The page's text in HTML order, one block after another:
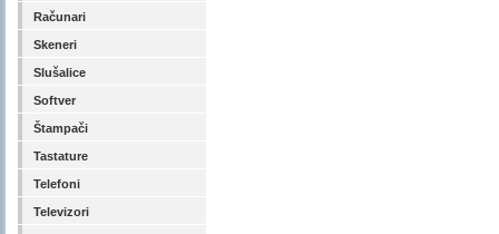
Računari
Skeneri
Slušalice
Softver
Štampači
Tastature
Telefoni
Televizori